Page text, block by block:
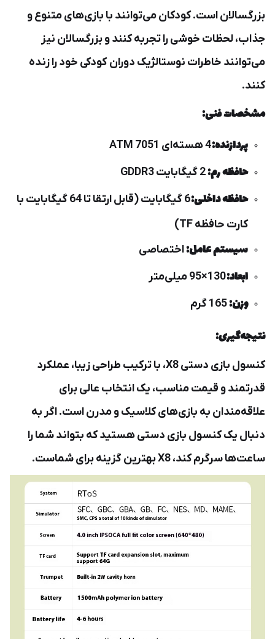
بزرگسالان است. کودکان می‌توانند با بازی‌های متنوع و
جذاب، لحظات خوشی را تجربه کنند و بزرگسالان نیز
می‌توانند خاطرات نوستالژیک دوران کودکی خود را زنده
کنند.
مشخصات فنی:
پردازنده:4 هسته‌ای ATM 7051
حافظه رم:2 گیگابایت GDDR3
حافظه داخلی:
6 گیگابایت (قابل ارتقا تا 64 گیگابایت با
کارت حافظه TF)
سیستم عامل:اختصاصی
ابعاد:130×95 میلی‌متر
وزن:165 گرم
نتیجه‌گیری:
کنسول بازی دستی X8، با ترکیب طراحی زیبا، عملکرد
قدرتمند و قیمت مناسب، یک انتخاب عالی برای
علاقه‌مندان به بازی‌های کلاسیک و مدرن است. اگر به
دنبال یک کنسول بازی دستی هستید که بتواند شما را
ساعت‌ها سرگرم کند، X8 بهترین گزینه برای شماست.